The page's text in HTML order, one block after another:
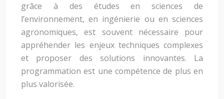
grâce à des études en sciences de
l’environnement, en ingénierie ou en sciences
agronomiques, est souvent nécessaire pour
appréhender les enjeux techniques complexes
et proposer des solutions innovantes. La
programmation est une compétence de plus en
plus valorisée.